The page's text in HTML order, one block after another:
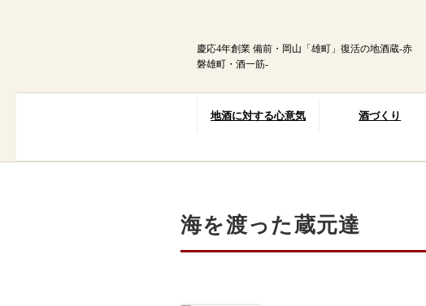
慶応4年創業 備前・岡山「雄町」復活の地酒蔵-赤
磐雄町・酒一筋-
地酒に対する心意気 酒づくり
海を渡った蔵元達